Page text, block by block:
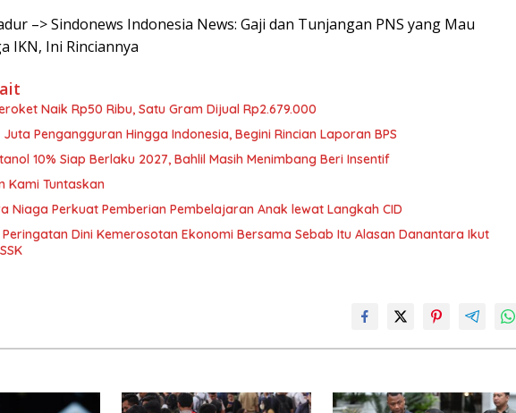
–> Sindonews Indonesia News: Gaji dan Tunjangan PNS yang Mau
IKN, Ini Rinciannya
Naik Rp50 Ribu, Satu Gram Dijual Rp2.679.000
Juta Pengangguran Hingga Indonesia, Begini Rincian Laporan BPS
10% Siap Berlaku 2027, Bahlil Masih Menimbang Beri Insentif
Kami Tuntaskan
Niaga Perkuat Pemberian Pembelajaran Anak lewat Langkah CID
Peringatan Dini Kemerosotan Ekonomi Bersama Sebab Itu Alasan Danantara Ikut